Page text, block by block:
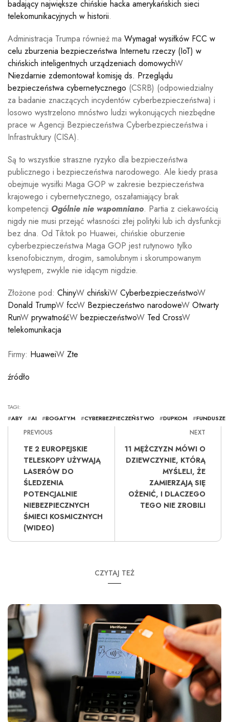
badający największe chińskie hacka amerykańskich sieci
telekomunikacyjnych w historii.
Administracja Trumpa również ma Wymagał wysiłków FCC w
celu zburzenia bezpieczeństwa Internetu rzeczy (IoT) w
chińskich inteligentnych urządzeniach domowychW
Niezdarnie zdemontował komisję ds. Przeglądu
bezpieczeństwa cybernetycznego (CSRB) (odpowiedzialny
za badanie znaczących incydentów cyberbezpieczeństwa) i
losowo wystrzelono mnóstwo ludzi wykonujących niezbędne
prace w Agencji Bezpieczeństwa Cyberbezpieczeństwa i
Infrastruktury (CISA).
Są to wszystkie straszne ryzyko dla bezpieczeństwa
publicznego i bezpieczeństwa narodowego. Ale kiedy prasa
obejmuje wysiłki Maga GOP w zakresie bezpieczeństwa
krajowego i cybernetycznego, oszałamiający brak
kompetencji Ogólnie nie wspomniano. Partia z ciekawością
nigdy nie musi przejąć własności złej polityki lub ich dysfunkcji
bez dna. Od Tiktok po Huawei, chińskie oburzenie
cyberbezpieczeństwa Maga GOP jest rutynowo tylko
ksenofobicznym, drogim, samolubnym i skorumpowanym
występem, zwykle nie idącym nigdzie.
Złożone pod: ChinyW chińskiW CyberbezpieczeństwoW
Donald TrumpW fccW Bezpieczeństwo narodoweW Otwarty
RunW prywatnośćW bezpieczeństwoW Ted CrossW
telekomunikacja
Firmy: HuaweiW Zte
źródło
TAGI:
#ABY #AI #BOGATYM #CYBERBEZPIECZEŃSTWO #DUPKOM #FUNDUSZE
PREVIOUS
TE 2 EUROPEJSKIE
TELESKOPY UŻYWAJĄ
LASERÓW DO
ŚLEDZENIA
POTENCJALNIE
NIEBEZPIECZNYCH
ŚMIECI KOSMICZNYCH
(WIDEO)
NEXT
11 MĘŻCZYZN MÓWI O
DZIEWCZYNIE, KTÓRĄ
MYŚLELI, ŻE
ZAMIERZAJĄ SIĘ
OŻENIĆ, I DLACZEGO
TEGO NIE ZROBILI
CZYTAJ TEŻ